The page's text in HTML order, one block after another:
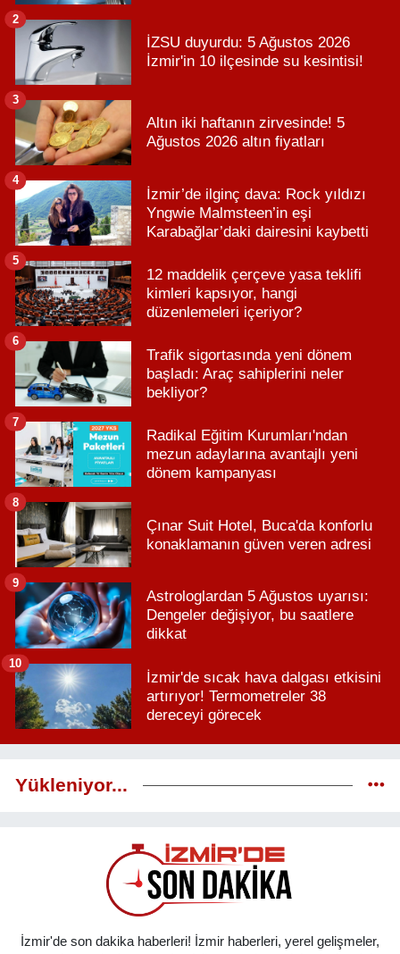
İZSU duyurdu: 5 Ağustos 2026
İzmir'in 10 ilçesinde su kesintisi!
2
Altın iki haftanın zirvesinde! 5
Ağustos 2026 altın fiyatları
3
İzmir’de ilginç dava: Rock yıldızı
Yngwie Malmsteen’in eşi
Karabağlar’daki dairesini kaybetti
4
12 maddelik çerçeve yasa teklifi
kimleri kapsıyor, hangi
düzenlemeleri içeriyor?
5
Trafik sigortasında yeni dönem
başladı: Araç sahiplerini neler
bekliyor?
6
Radikal Eğitim Kurumları'ndan
mezun adaylarına avantajlı yeni
dönem kampanyası
7
Çınar Suit Hotel, Buca'da konforlu
konaklamanın güven veren adresi
8
Astrologlardan 5 Ağustos uyarısı:
Dengeler değişiyor, bu saatlere
dikkat
9
İzmir'de sıcak hava dalgası etkisini
artırıyor! Termometreler 38
dereceyi görecek
10
Yükleniyor...
İzmir'de son dakika haberleri! İzmir haberleri, yerel gelişmeler,